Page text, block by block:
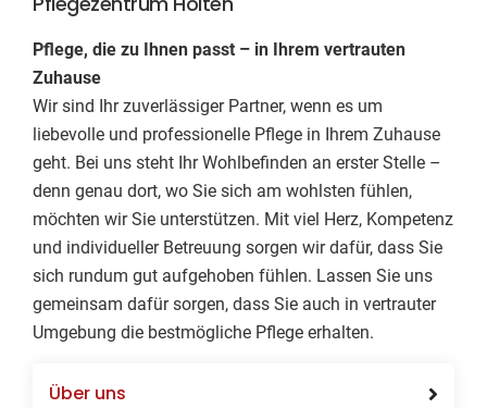
Pflege, die zu Ihnen passt – in Ihrem vertrauten
Zuhause
Wir sind Ihr zuverlässiger Partner, wenn es um
liebevolle und professionelle Pflege in Ihrem Zuhause
geht. Bei uns steht Ihr Wohlbefinden an erster Stelle –
denn genau dort, wo Sie sich am wohlsten fühlen,
möchten wir Sie unterstützen. Mit viel Herz, Kompetenz
und individueller Betreuung sorgen wir dafür, dass Sie
sich rundum gut aufgehoben fühlen. Lassen Sie uns
gemeinsam dafür sorgen, dass Sie auch in vertrauter
Umgebung die bestmögliche Pflege erhalten.
Über uns